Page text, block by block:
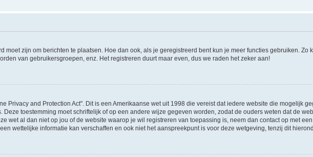
moet zijn om berichten te plaatsen. Hoe dan ook, als je geregistreerd bent kun je meer functies gebruiken. Zo
van gebruikersgroepen, enz. Het registreren duurt maar even, dus we raden het zeker aan!
Privacy and Protection Act". Dit is een Amerikaanse wet uit 1998 die vereist dat iedere website die mogelijk
toestemming moet schriftelijk of op een andere wijze gegeven worden, zodat de ouders weten dat de
wet al dan niet op jou of de website waarop je wil registreren van toepassing is, neem dan contact op met
wettelijke informatie kan verschaffen en ook niet het aanspreekpunt is voor deze wetgeving, tenzij dit